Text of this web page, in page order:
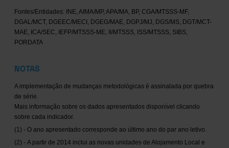
Fontes/Entidades: INE, AIMA/MP, APA/MA, BP, CGA/MTSSS-MF,
DGAL/MCT, DGEEC/MECI, DGEG/MAE, DGPJ/MJ, DGS/MS, DGT/MCT-
MAE, ICA/SEC, IEFP/MTSSS-ME, II/MTSSS, ISS/MTSSS, SIBS,
PORDATA
NOTAS
A implementação de mudanças metodológicas é assinalada por quebra
de série.
Mais informação sobre os dados apresentados disponível clicando
sobre cada indicador.
(1) - O ano apresentado corresponde ao último ano do par ano letivo.
(2) - A partir de 2014 inclui as novas unidades de Alojamento Local e